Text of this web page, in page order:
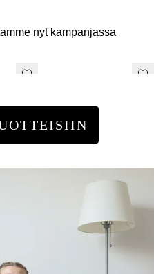
nyt kampanjassa